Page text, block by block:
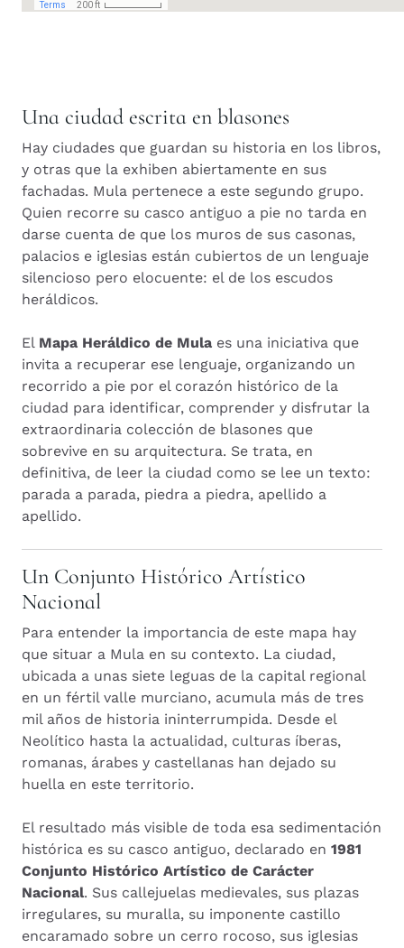
Una ciudad escrita en blasones
Hay ciudades que guardan su historia en los libros,
y otras que la exhiben abiertamente en sus
fachadas. Mula pertenece a este segundo grupo.
Quien recorre su casco antiguo a pie no tarda en
darse cuenta de que los muros de sus casonas,
palacios e iglesias están cubiertos de un lenguaje
silencioso pero elocuente: el de los escudos
heráldicos.
El Mapa Heráldico de Mula es una iniciativa que
invita a recuperar ese lenguaje, organizando un
recorrido a pie por el corazón histórico de la
ciudad para identificar, comprender y disfrutar la
extraordinaria colección de blasones que
sobrevive en su arquitectura. Se trata, en
definitiva, de leer la ciudad como se lee un texto:
parada a parada, piedra a piedra, apellido a
apellido.
Un Conjunto Histórico Artístico
Nacional
Para entender la importancia de este mapa hay
que situar a Mula en su contexto. La ciudad,
ubicada a unas siete leguas de la capital regional
en un fértil valle murciano, acumula más de tres
mil años de historia ininterrumpida. Desde el
Neolítico hasta la actualidad, culturas íberas,
romanas, árabes y castellanas han dejado su
huella en este territorio.
El resultado más visible de toda esa sedimentación
histórica es su casco antiguo, declarado en 1981
Conjunto Histórico Artístico de Carácter
Nacional. Sus callejuelas medievales, sus plazas
irregulares, su muralla, su imponente castillo
encaramado sobre un cerro rocoso, sus iglesias